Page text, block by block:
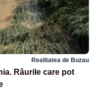
Realitatea de Buzau
Râurile care pot